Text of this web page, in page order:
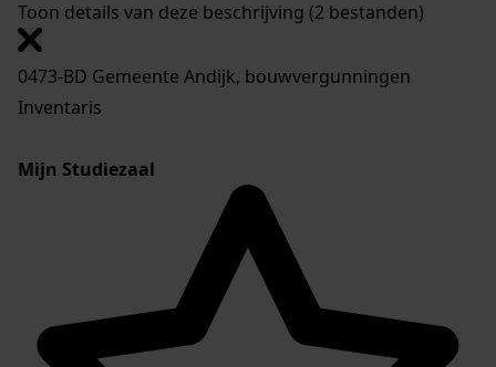
Toon details van deze beschrijving (2 bestanden)
0473-BD Gemeente Andijk, bouwvergunningen
Inventaris
Mijn Studiezaal